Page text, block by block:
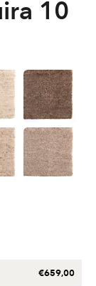
10
€659,00